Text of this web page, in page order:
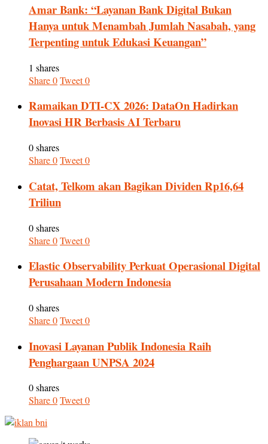
Amar Bank: “Layanan Bank Digital Bukan
Hanya untuk Menambah Jumlah Nasabah, yang
Terpenting untuk Edukasi Keuangan”
1 shares
Share0Tweet0
Ramaikan DTI-CX 2026: DataOn Hadirkan
Inovasi HR Berbasis AI Terbaru
0 shares
Share0Tweet0
Catat, Telkom akan Bagikan Dividen Rp16,64
Triliun
0 shares
Share0Tweet0
Elastic Observability Perkuat Operasional Digital
Perusahaan Modern Indonesia
0 shares
Share0Tweet0
Inovasi Layanan Publik Indonesia Raih
Penghargaan UNPSA 2024
0 shares
Share0Tweet0